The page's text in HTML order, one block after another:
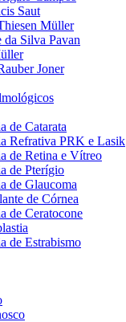
Saut
Müller
da Silva Pavan
Joner
de Catarata
Refrativa PRK e Lasik
de Retina e Vítreo
de Pterígio
de Glaucoma
de Córnea
de Ceratocone
de Estrabismo